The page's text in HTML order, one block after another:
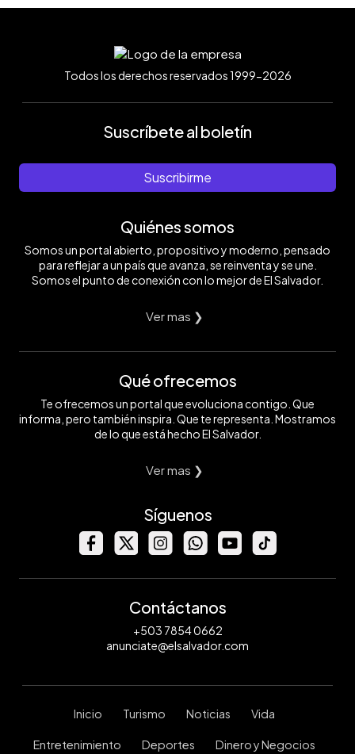
Todos los derechos reservados 1999-2026
Suscríbete al boletín
Suscribirme
Quiénes somos
Somos un portal abierto, propositivo y moderno, pensado
para reflejar a un país que avanza, se reinventa y se une.
Somos el punto de conexión con lo mejor de El Salvador.
Ver mas ❯
Qué ofrecemos
Te ofrecemos un portal que evoluciona contigo. Que
informa, pero también inspira. Que te representa. Mostramos
de lo que está hecho El Salvador.
Ver mas ❯
Síguenos
Contáctanos
+503 7854 0662
anunciate@elsalvador.com
Inicio Turismo Noticias Vida
Entretenimiento Deportes Dinero y Negocios